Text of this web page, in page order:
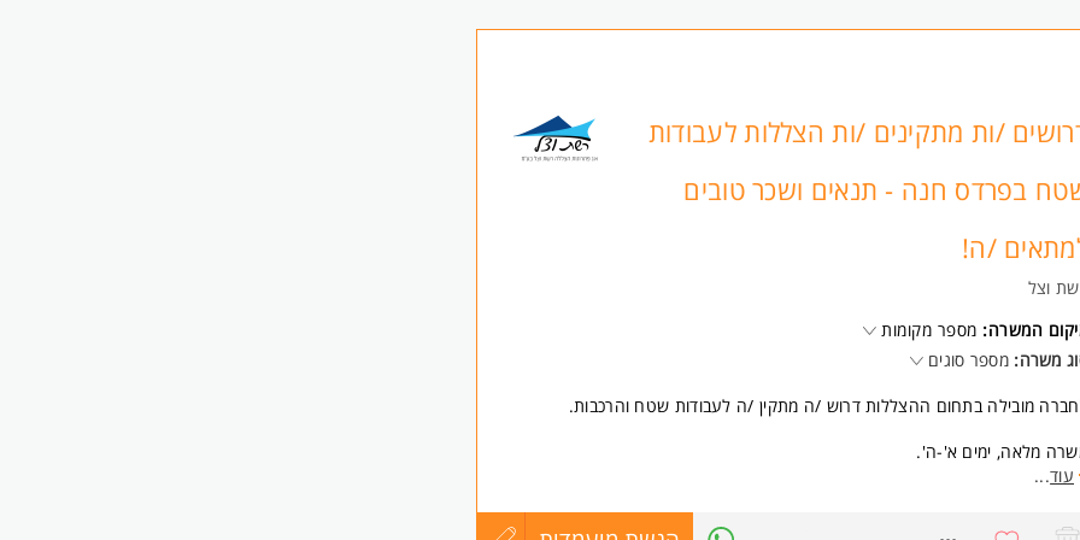
/ות מתקינים /ות הצללות לעבודות
בפרדס חנה - תנאים ושכר טובים
/ה!
וצל
המשרה: מספר מקומות
משרה: מספר סוגים
מובילה בתחום ההצללות דרוש /ה מתקין /ה לעבודות שטח והרכבות.
מלאה, ימים א'-ה'.
פעילות: 08:00-17:00.
עוד...